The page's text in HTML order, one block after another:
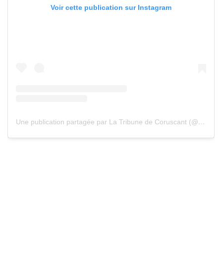
Voir cette publication sur Instagram
Une publication partagée par La Tribune de Coruscant (@tribunecoruscant)